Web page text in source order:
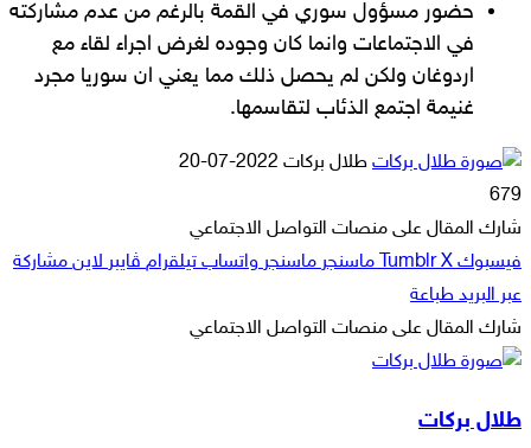
حضور مسؤول سوري في القمة بالرغم من عدم مشاركته
في الاجتماعات وانما كان وجوده لغرض اجراء لقاء مع
اردوغان ولكن لم يحصل ذلك مما يعني ان سوريا مجرد
غنيمة اجتمع الذئاب لتقاسمها.
طلال بركات أرسل
إلكترونيا
2022-07-20
679
شارك المقال على منصات التواصل الاجتماعي
فيسبوك ‫X ماسنجر ماسنجر واتساب تيلقرام ڤايبر لاين مشاركة
عبر البريد طباعة
شارك المقال على منصات التواصل الاجتماعي
فيسبوك
‫X
ماسنجر
ماسنجر
واتساب
تيلقرام
ڤايبر
لاين
مشاركة
البريد
طباعة
طلال بركات